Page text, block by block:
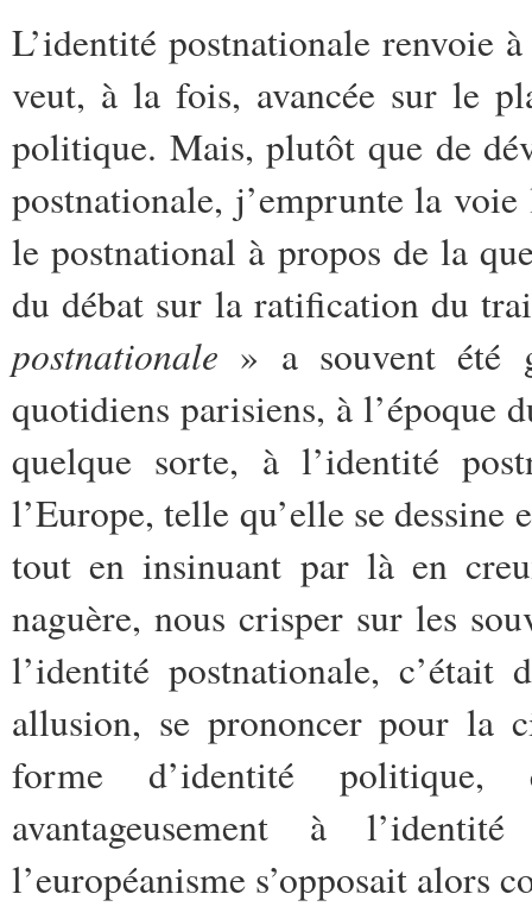
L’identité postnationale renvoie
veut, à la fois, avancée sur le
politique. Mais, plutôt que de
postnationale, j’emprunte la
le postnational à propos de la
du débat sur la ratification du
postnationale » a souvent été
quotidiens parisiens, à l’époque
quelque sorte, à l’identité
l’Europe, telle qu’elle se dessine
tout en insinuant par là en
naguère, nous crisper sur les
l’identité postnationale,
allusion, se prononcer pour la
forme d’identité
avantageusement à
l’européanisme s’opposait alors